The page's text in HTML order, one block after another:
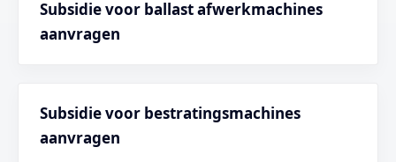
Subsidie voor ballast afwerkmachines
aanvragen
Subsidie voor bestratingsmachines
aanvragen